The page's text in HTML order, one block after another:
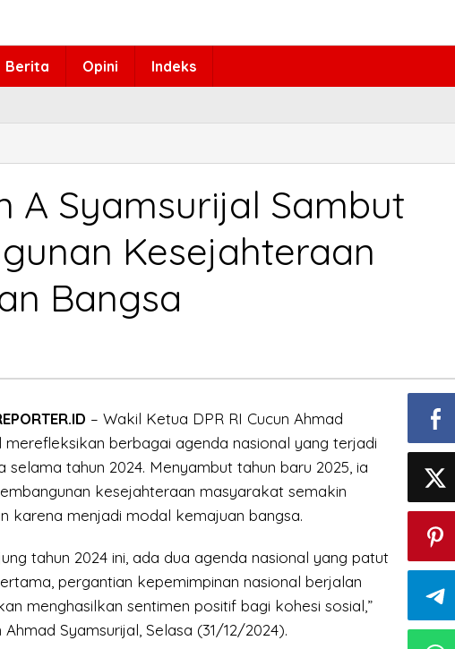
Berita Opini Indeks
A Syamsurijal Sambut
Kesejahteraan
Bangsa
– Wakil Ketua DPR RI Cucun Ahmad
merefleksikan berbagai agenda nasional yang terjadi
selama tahun 2024. Menyambut tahun baru 2025, ia
kesejahteraan masyarakat semakin
karena menjadi modal kemajuan bangsa.
tahun 2024 ini, ada dua agenda nasional yang patut
pergantian kepemimpinan nasional berjalan
menghasilkan sentimen positif bagi kohesi sosial,”
Ahmad Syamsurijal, Selasa (31/12/2024).